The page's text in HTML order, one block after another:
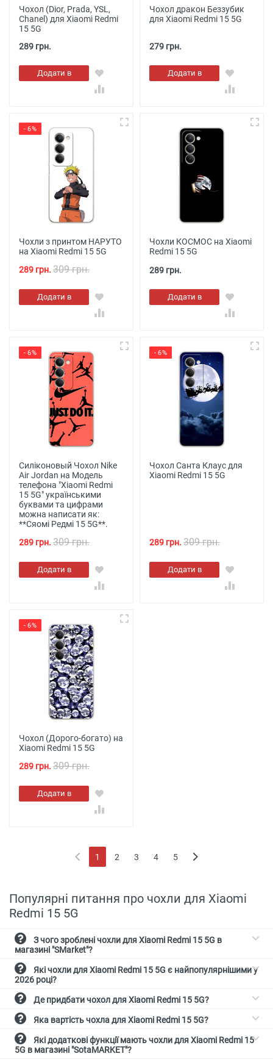
Чохол (Dior, Prada, YSL,
Chanel) для Xiaomi Redmi
15 5G
289 грн.
Додати в
кошик
Чохол дракон Беззубик
для Xiaomi Redmi 15 5G
279 грн.
Додати в
кошик
- 6%
Чохли з принтом НАРУТО
на Xiaomi Redmi 15 5G
289 грн. 309 грн.
Додати в
кошик
Чохли КОСМОС на Xiaomi
Redmi 15 5G
289 грн.
Додати в
кошик
- 6%
Силіконовый Чохол Nike
Air Jordan на Модель
телефона "Xiaomi Redmi
15 5G" українськими
буквами та цифрами
можна написати як:
**Сяомі Редмі 15 5G**.
289 грн. 309 грн.
Додати в
кошик
- 6%
Чохол Санта Клаус для
Xiaomi Redmi 15 5G
289 грн. 309 грн.
Додати в
кошик
- 6%
Чохол (Дорого-богато) на
Xiaomi Redmi 15 5G
289 грн. 309 грн.
Додати в
кошик
1
(current)
2 3 4 5
Популярні питання про чохли для Xiaomi
Redmi 15 5G
магазині "SMarket"?
2026 році?
Де придбати чохол для Xiaomi Redmi 15 5G?
Яка вартість чохла для Xiaomi Redmi 15 5G?
5G в магазині "SotaMARKET"?